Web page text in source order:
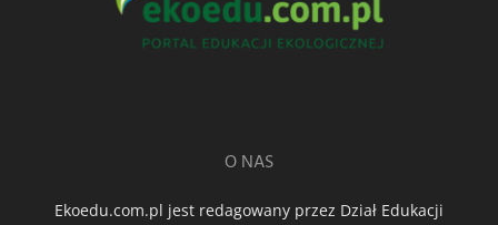
O NAS
Ekoedu.com.pl jest redagowany przez Dział Edukacji